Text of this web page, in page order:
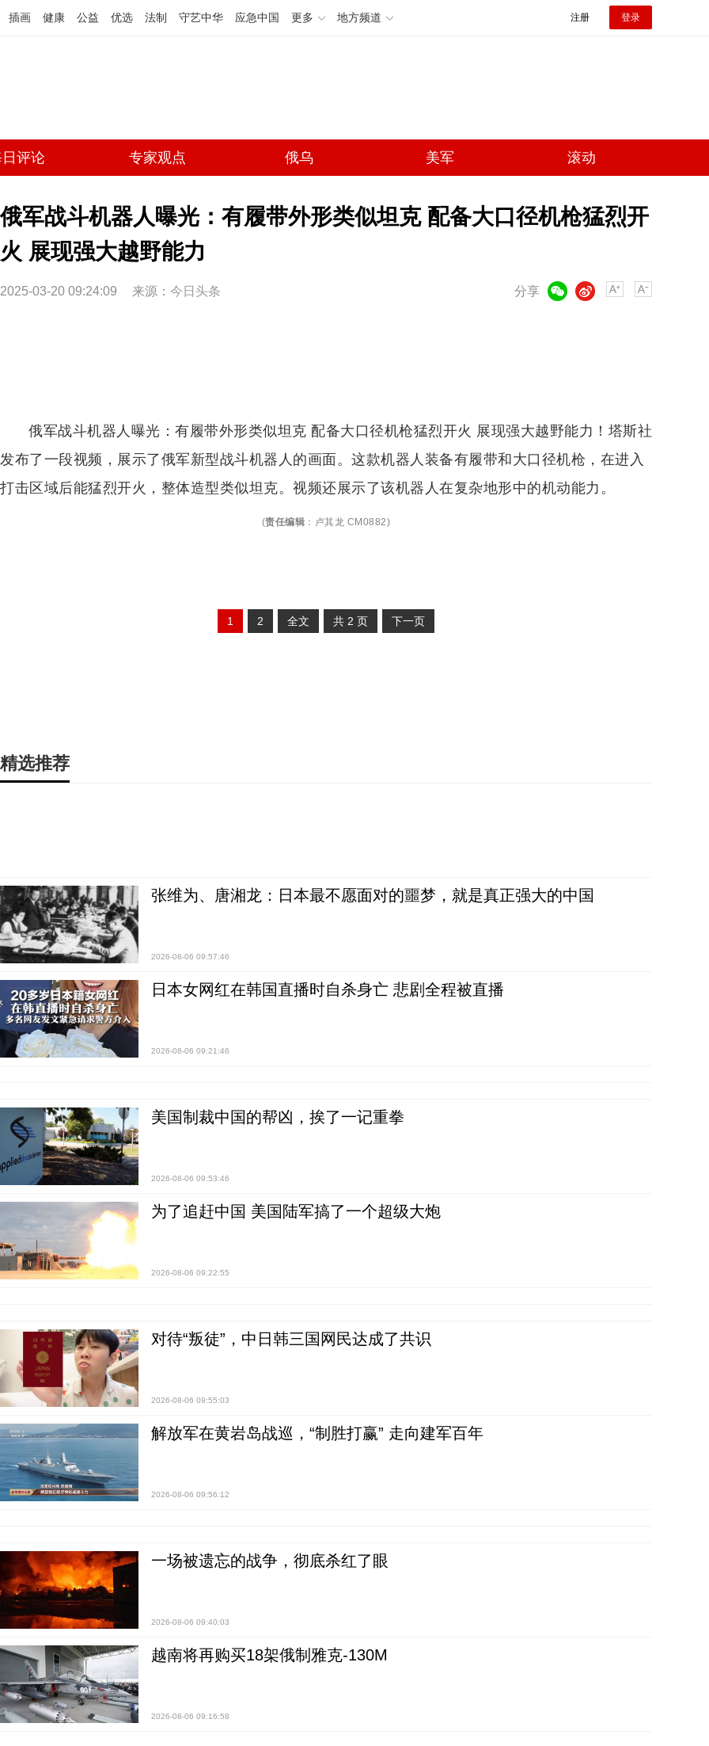
插画 健康 公益 优选 法制 守艺中华 应急中国 更多 地方频道 注册 登录
评论 专家观点 俄乌 美军 滚动
俄军战斗机器人曝光：有履带外形类似坦克 配备大口径机枪猛烈开
火 展现强大越野能力
2025-03-20 09:24:09 来源： 今日头条 分享
微博
俄军战斗机器人曝光：有履带外形类似坦克 配备大口径机枪猛烈开火 展现强大越野能力！塔斯社
发布了一段视频，展示了俄军新型战斗机器人的画面。这款机器人装备有履带和大口径机枪，在进入
打击区域后能猛烈开火，整体造型类似坦克。视频还展示了该机器人在复杂地形中的机动能力。
(责任编辑 ： 卢其龙 CM0882)
1 2 全文 共 2 页 下一页
精选推荐
张维为、唐湘龙：日本最不愿面对的噩梦，就是真正强大的中国
2026-08-06 09:57:46
日本女网红在韩国直播时自杀身亡 悲剧全程被直播
2026-08-06 09:21:46
美国制裁中国的帮凶，挨了一记重拳
2026-08-06 09:53:46
为了追赶中国 美国陆军搞了一个超级大炮
2026-08-06 09:22:55
对待“叛徒”，中日韩三国网民达成了共识
2026-08-06 09:55:03
解放军在黄岩岛战巡，“制胜打赢” 走向建军百年
2026-08-06 09:56:12
一场被遗忘的战争，彻底杀红了眼
2026-08-06 09:40:03
越南将再购买18架俄制雅克-130M
2026-08-06 09:16:58